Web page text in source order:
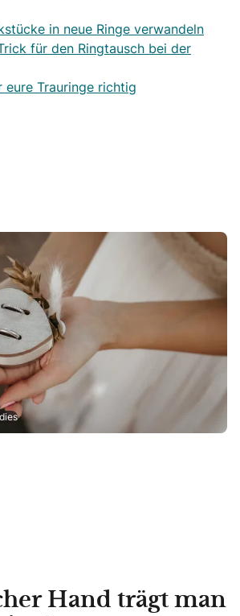
in neue Ringe verwandeln
für den Ringtausch bei der
eure Trauringe richtig
Hand trägt man